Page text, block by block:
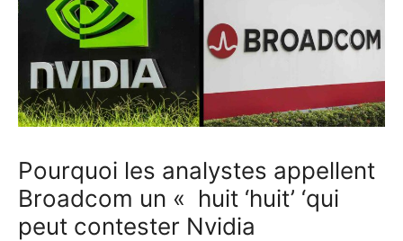
Pourquoi les analystes appellent
Broadcom un « huit ‘huit’ ‘qui
peut contester Nvidia